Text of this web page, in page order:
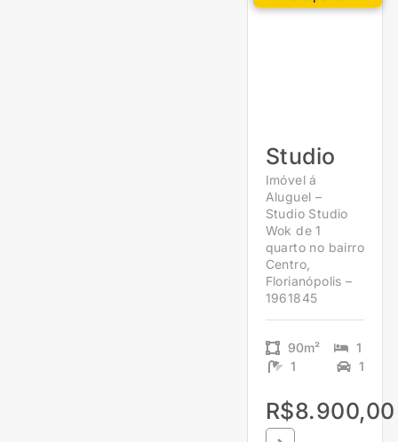
Studio
Imóvel á
Aluguel –
Studio Studio
Wok de 1
quarto no bairro
Centro,
Florianópolis –
1961845
90m²
1
1
1
R$8.900,00